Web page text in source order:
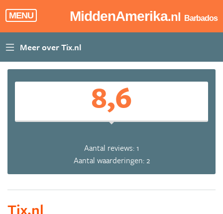
MENU MiddenAmerika.nl Barbados
8,6
Aantal reviews: 1
Aantal waarderingen: 2
Tix.nl